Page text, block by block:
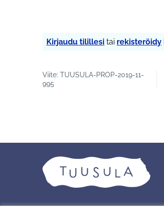
Kirjaudu tilillesi tai rekisteröidy
Viite: TUUSULA-PROP-2019-11-
995